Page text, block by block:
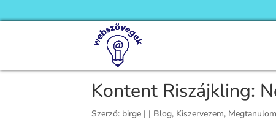
Kontent Riszájkling:
Szerző: birge | | Blog, Kiszervezem, Megtanulom